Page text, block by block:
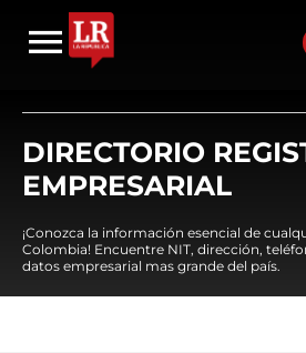
DIRECTORIO
EMPRESARIAL
¡Conozca la información esencial de
Colombia! Encuentre NIT, dirección,
datos empresarial mas grande del país.